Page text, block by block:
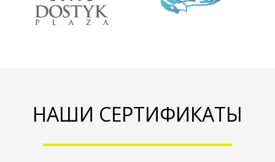
НАШИ СЕРТИФИКАТЫ